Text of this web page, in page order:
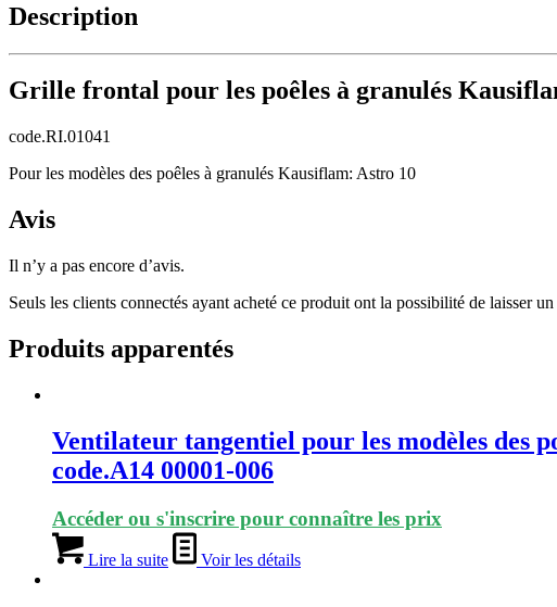
Description
Grille frontal pour les poêles à granulés
code.RI.01041
Pour les modèles des poêles à granulés Kausiflam: Astro 10
Avis
Il n’y a pas encore d’avis.
Seuls les clients connectés ayant acheté ce produit ont la possibilité de laisser un
Produits apparentés
Ventilateur tangentiel pour les modèles des
code.A14 00001-006
Accéder ou s'inscrire pour connaître les prix
Lire la suite Voir les détails